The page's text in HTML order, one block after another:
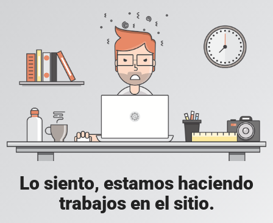
Lo siento, estamos haciendo
trabajos en el sitio.